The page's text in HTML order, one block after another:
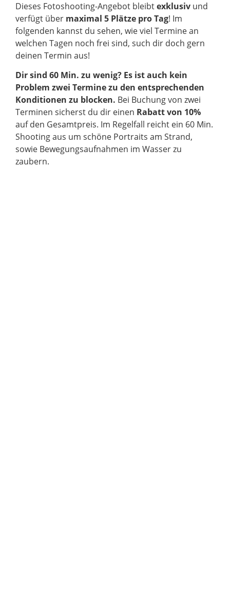
Dieses Fotoshooting-Angebot bleibtexklusiv und
verfügt über maximal 5 Plätze pro Tag! Im
folgenden kannst du sehen, wie viel Termine an
welchen Tagen noch frei sind, such dir doch gern
deinen Termin aus!
Dir sind 60 Min. zu wenig? Es ist auch kein
Problem zwei Termine zu den entsprechenden
Konditionen zu blocken. Bei Buchung von zwei
Terminen sicherst du dir einen Rabatt von 10%
auf den Gesamtpreis. Im Regelfall reicht ein 60 Min.
Shooting aus um schöne Portraits am Strand,
sowie Bewegungsaufnahmen im Wasser zu
zaubern.